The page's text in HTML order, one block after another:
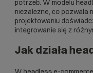
potrzeb. W modelu
niezależne, co pozwala
projektowaniu
integrowanie się z
Jak działa